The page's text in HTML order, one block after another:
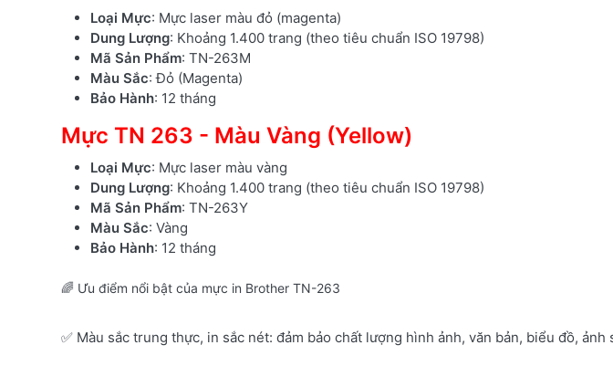
Loại Mực: Mực laser màu đỏ (magenta)
Dung Lượng: Khoảng 1.400 trang (theo tiêu chuẩn ISO 19798)
Mã Sản Phẩm: TN-263M
Màu Sắc: Đỏ (Magenta)
Bảo Hành: 12 tháng
Mực TN 263 - Màu Vàng (Yellow)
Loại Mực: Mực laser màu vàng
Dung Lượng: Khoảng 1.400 trang (theo tiêu chuẩn ISO 19798)
Mã Sản Phẩm: TN-263Y
Màu Sắc: Vàng
Bảo Hành: 12 tháng
🌈 Ưu điểm nổi bật của mực in Brother TN-263
✅ Màu sắc trung thực, in sắc nét: đảm bảo chất lượng hình ảnh, văn bản, biểu đồ, ảnh